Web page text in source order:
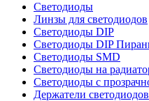
Светодиоды
Линзы для светодиодов
Светодиоды DIP
Светодиоды DIP
Светодиоды SMD
Светодиоды на
Светодиоды с
Держатели